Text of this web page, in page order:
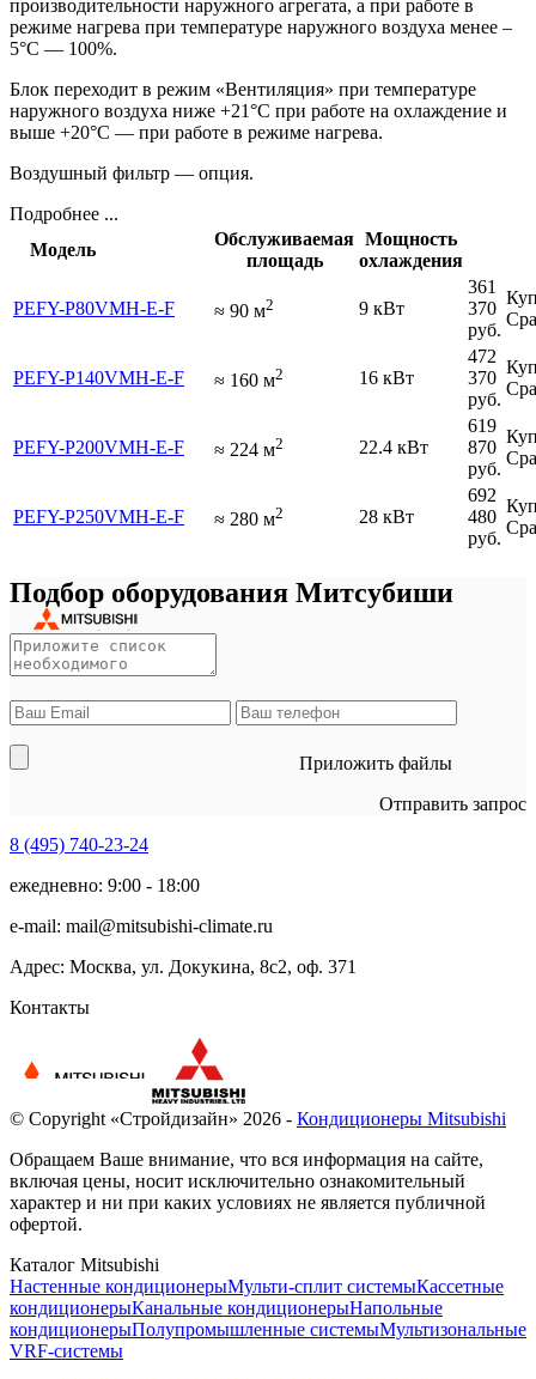
производительности наружного агрегата, а при работе в
режиме нагрева при температуре наружного воздуха менее –
5°C — 100%.
Блок переходит в режим «Вентиляция» при температуре
наружного воздуха ниже +21°С при работе на охлаждение и
выше +20°C — при работе в режиме нагрева.
Воздушный фильтр — опция.
Подробнее ...
Модель
Обслуживаемая
площадь
Мощность
охлаждения
PEFY-P80VMH-E-F ≈ 90 м2 9 кВт
361
370
руб.
PEFY-P140VMH-E-F ≈ 160 м2 16 кВт
472
370
руб.
PEFY-P200VMH-E-F ≈ 224 м2 22.4 кВт
619
870
руб.
PEFY-P250VMH-E-F ≈ 280 м2 28 кВт
692
480
руб.
Подбор оборудования Митсубиши
Приложить файлы
Отправить запрос
8 (495) 740-23-24
ежедневно: 9:00 - 18:00
e-mail: mail@mitsubishi-climate.ru
Адрес: Москва, ул. Докукина, 8с2, оф. 371
Контакты
© Copyright «Стройдизайн» 2026 - Кондиционеры Mitsubishi
Обращаем Ваше внимание, что вся информация на сайте,
включая цены, носит исключительно ознакомительный
характер и ни при каких условиях не является публичной
офертой.
Каталог Mitsubishi
Настенные кондиционерыМульти-сплит системыКассетные
кондиционерыКанальные кондиционерыНапольные
кондиционерыПолупромышленные системыМультизональные
VRF-системы